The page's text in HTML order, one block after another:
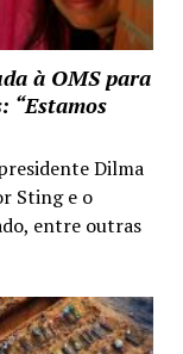
à OMS para
“Estamos
Dilma
Sting e o
entre outras